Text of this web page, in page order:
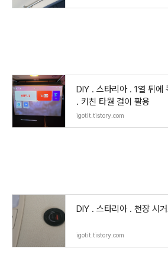
DIY . 스타리아 . 1열 뒤에
. 키친 타월 걸이 활용
igotit.tistory.com
DIY . 스타리아 . 천장 시
igotit.tistory.com